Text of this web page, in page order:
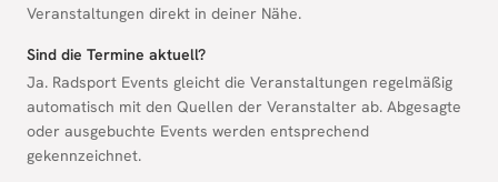
Veranstaltungen direkt in deiner Nähe.
Sind die Termine aktuell?
Ja. Radsport Events gleicht die Veranstaltungen regelmäßig
automatisch mit den Quellen der Veranstalter ab. Abgesagte
oder ausgebuchte Events werden entsprechend
gekennzeichnet.